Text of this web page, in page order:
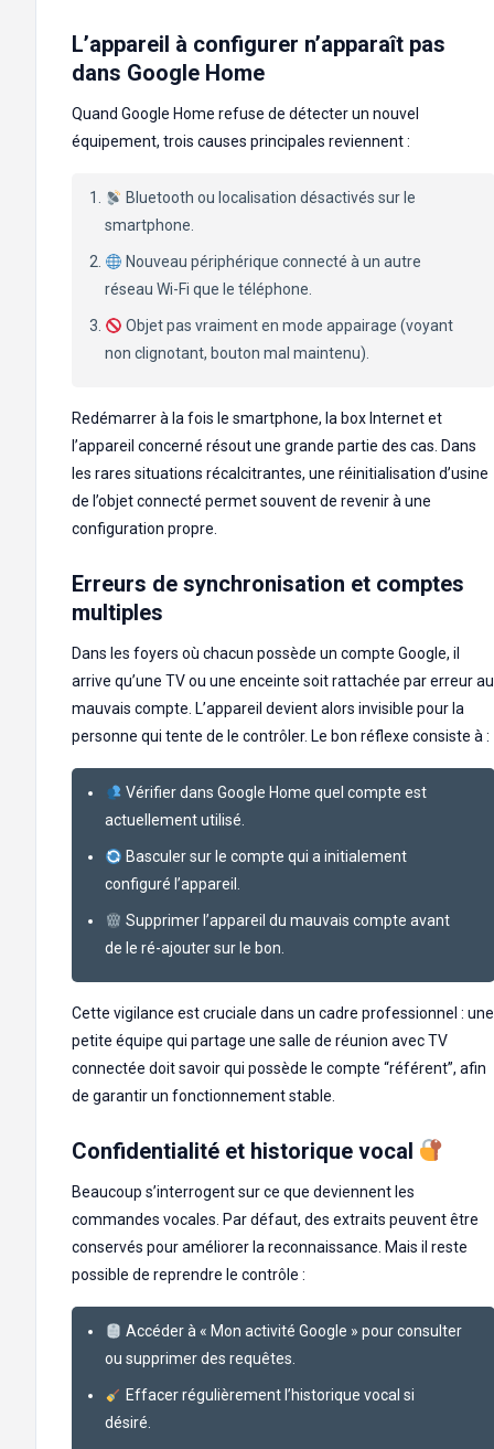
L’appareil à configurer n’apparaît pas
dans Google Home
Quand Google Home refuse de détecter un nouvel
équipement, trois causes principales reviennent :
Bluetooth ou localisation désactivés sur le
smartphone.
Nouveau périphérique connecté à un autre
réseau Wi-Fi que le téléphone.
Objet pas vraiment en mode appairage (voyant
non clignotant, bouton mal maintenu).
Redémarrer à la fois le smartphone, la box Internet et
l’appareil concerné résout une grande partie des cas. Dans
les rares situations récalcitrantes, une réinitialisation d’usine
de l’objet connecté permet souvent de revenir à une
configuration propre.
Erreurs de synchronisation et comptes
multiples
Dans les foyers où chacun possède un compte Google, il
arrive qu’une TV ou une enceinte soit rattachée par erreur au
mauvais compte. L’appareil devient alors invisible pour la
personne qui tente de le contrôler. Le bon réflexe consiste à :
Vérifier dans Google Home quel compte est
actuellement utilisé.
Basculer sur le compte qui a initialement
configuré l’appareil.
Supprimer l’appareil du mauvais compte avant
de le ré-ajouter sur le bon.
Cette vigilance est cruciale dans un cadre professionnel : une
petite équipe qui partage une salle de réunion avec TV
connectée doit savoir qui possède le compte “référent”, afin
de garantir un fonctionnement stable.
Confidentialité et historique vocal
Beaucoup s’interrogent sur ce que deviennent les
commandes vocales. Par défaut, des extraits peuvent être
conservés pour améliorer la reconnaissance. Mais il reste
possible de reprendre le contrôle :
Accéder à « Mon activité Google » pour consulter
ou supprimer des requêtes.
Effacer régulièrement l’historique vocal si
désiré.